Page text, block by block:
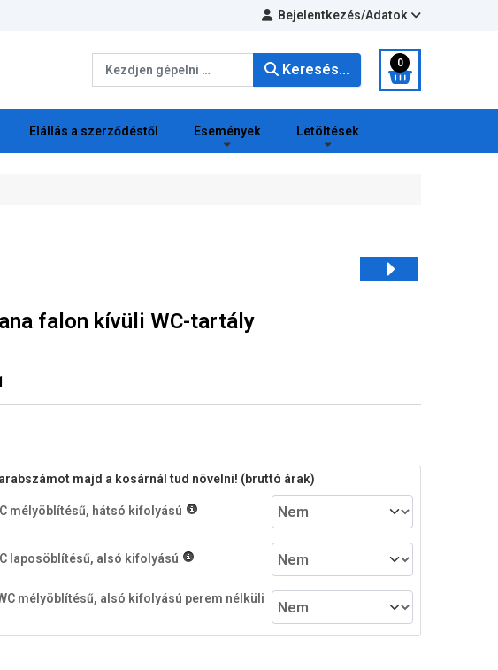
Bejelentkezés/Adatok
Keresés... 0
Elállás a szerződéstől Események Letöltések
falon kívüli WC-tartály
majd a kosárnál tud növelni! (bruttó árak)
mélyöblítésű, hátsó kifolyású
laposöblítésű, alsó kifolyású
mélyöblítésű, alsó kifolyású perem nélküli